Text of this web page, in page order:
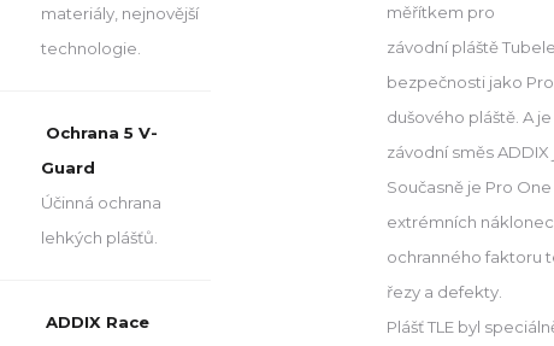
měřítkem pro
závodní pláště
bezpečnosti jako
dušového pláště. A
závodní směs
Současně je Pro
extrémních
ochranného faktoru
řezy a defekty.
Plášť TLE byl
materiály, nejnovější
technologie.
Ochrana 5 V-
Guard
Účinná ochrana
lehkých plášťů.
ADDIX Race